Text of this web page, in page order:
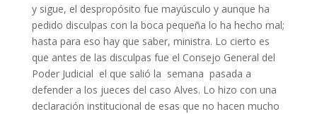
y sigue, el despropósito fue mayúsculo y aunque ha
pedido disculpas con la boca pequeña lo ha hecho mal;
hasta para eso hay que saber, ministra. Lo cierto es
que antes de las disculpas fue el Consejo General del
Poder Judicial el que salió la semana pasada a
defender a los jueces del caso Alves. Lo hizo con una
declaración institucional de esas que no hacen mucho